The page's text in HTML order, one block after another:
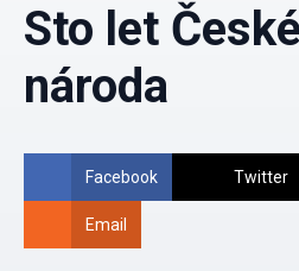
Sto let
národa
Facebook Twitter
Email